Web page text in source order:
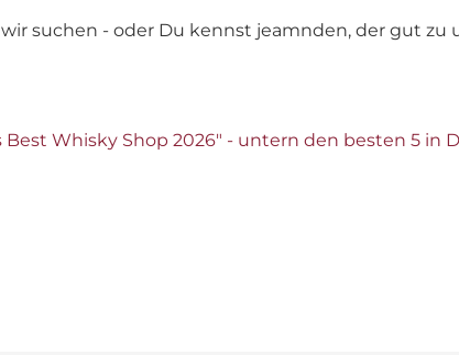
suchen - oder Du kennst jeamnden, der gut zu
Best Whisky Shop 2026" - untern den besten 5 in